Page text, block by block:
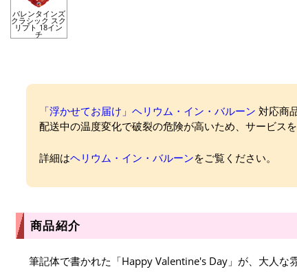
バレンタインズ
クラシック スク
リプト 18イン
チ
「浮かせてお届け」ヘリウム・イン・バルーン 対応商
配送中の温度変化で破裂の危険が高いため、サービスを
詳細はヘリウム・イン・バルーンをご覧ください。
商品紹介
筆記体で書かれた「Happy Valentine's Day」が、大人な